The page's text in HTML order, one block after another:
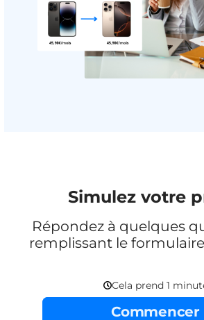
Simulez votre
Répondez à quelques
remplissant le